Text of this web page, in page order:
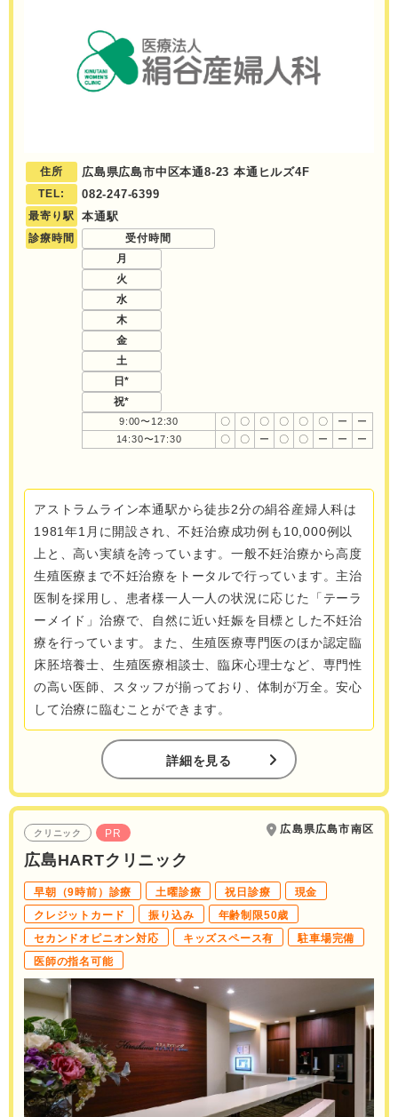
住所 広島県広島市中区本通8-23 本通ヒルズ4F
TEL: 082-247-6399
最寄り駅 本通駅
診療時間
受付時間
月
火
水
木
金
土
日*
祝*
9:00〜12:30 〇 〇 〇 〇 〇 〇 ー
ー
14:30〜17:30
〇 〇 ー 〇 〇 ー ー ー
アストラムライン本通駅から徒歩2分の絹谷産婦人科は
1981年1月に開設され、不妊治療成功例も10,000例以
上と、高い実績を誇っています。一般不妊治療から高度
生殖医療まで不妊治療をトータルで行っています。主治
医制を採用し、患者様一人一人の状況に応じた「テーラ
ーメイド」治療で、自然に近い妊娠を目標とした不妊治
療を行っています。また、生殖医療専門医のほか認定臨
床胚培養士、生殖医療相談士、臨床心理士など、専門性
の高い医師、スタッフが揃っており、体制が万全。安心
して治療に臨むことができます。
詳細を見る
クリニック PR 広島県広島市南区
広島HARTクリニック
早朝（9時前）診療 土曜診療 祝日診療
現金
クレジットカード
振り込み
年齢制限50歳
セカンドオピニオン対応
キッズスペース有
駐車場完備
医師の指名可能